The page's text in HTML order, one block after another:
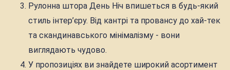
Рулонна штора День Ніч впишеться в будь-який
стиль інтер’єру. Від кантрі та провансу до хай-тек
та скандинавського мінімалізму - вони
виглядають чудово.
У пропозиціях ви знайдете широкий асортимент